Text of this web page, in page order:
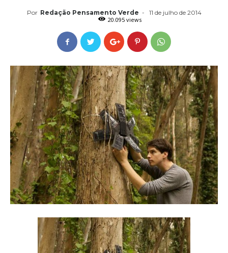
Por Redação Pensamento Verde -
11 de julho de 2014
20.095 views